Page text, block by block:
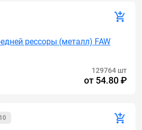
рессоры (металл) FAW
129764 шт
от 54.80 ₽